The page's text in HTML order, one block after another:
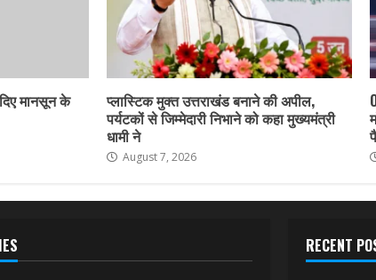
मानसून के
प्लास्टिक मुक्त उत्तराखंड बनाने की अपील,
पर्यटकों से जिम्मेदारी निभाने को कहा मुख्यमंत्री
धामी ने
August 7, 2026
RECENT